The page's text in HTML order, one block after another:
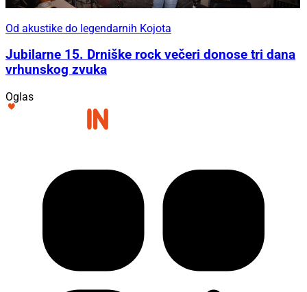
Od akustike do legendarnih Kojota
Jubilarne 15. Drniške rock večeri donose tri dana
vrhunskog zvuka
Oglas